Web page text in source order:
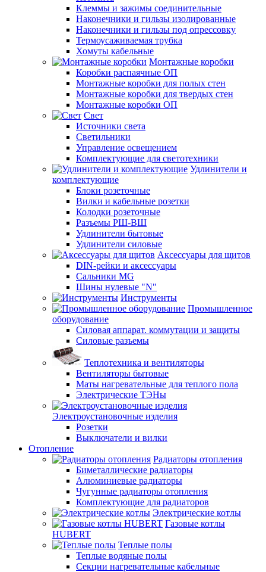
Клеммы и зажимы соединительные
Наконечники и гильзы изолированные
Наконечники и гильзы под опрессовку
Термоусаживаемая трубка
Хомуты кабельные
Монтажные коробки
Коробки распаячные ОП
Монтажные коробки для полых стен
Монтажные коробки для твердых стен
Монтажные коробки ОП
Свет
Источники света
Светильники
Управление освещением
Комплектующие для светотехники
Удлинители и
комплектующие
Блоки розеточные
Вилки и кабельные розетки
Колодки розеточные
Разъемы РШ-ВШ
Удлинители бытовые
Удлинители силовые
Аксессуары для щитов
DIN-рейки и аксессуары
Сальники MG
Шины нулевые "N"
Инструменты
Промышленное
оборудование
Силовая аппарат. коммутации и защиты
Силовые разъемы
Теплотехника и вентиляторы
Вентиляторы бытовые
Маты нагревательные для теплого пола
Электрические ТЭНы
Электроустановочные изделия
Розетки
Выключатели и вилки
Отопление
Радиаторы отопления
Биметаллические радиаторы
Алюминиевые радиаторы
Чугунные радиаторы отопления
Комплектующие для радиаторов
Электрические котлы
Газовые котлы
HUBERT
Теплые полы
Теплые водяные полы
Секции нагревательные кабельные